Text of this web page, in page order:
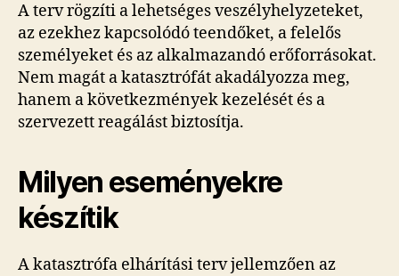
A terv rögzíti a lehetséges veszélyhelyzeteket,
az ezekhez kapcsolódó teendőket, a felelős
személyeket és az alkalmazandó erőforrásokat.
Nem magát a katasztrófát akadályozza meg,
hanem a következmények kezelését és a
szervezett reagálást biztosítja.
Milyen eseményekre
készítik
A katasztrófa elhárítási terv jellemzően az